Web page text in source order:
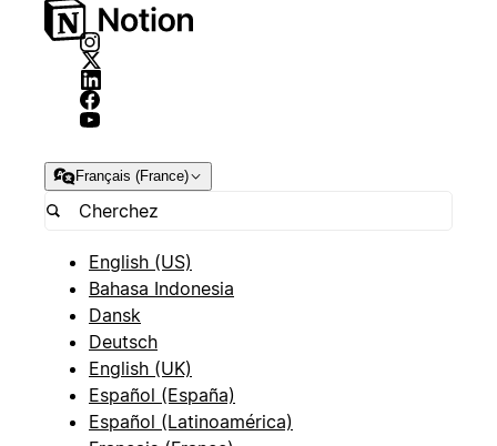
Français (France)
English (US)
Bahasa Indonesia
Dansk
Deutsch
English (UK)
Español (España)
Español (Latinoamérica)